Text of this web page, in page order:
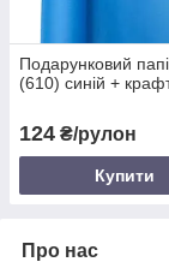
Подарунковий
(610) синій +
124 ₴/рулон
Купити
Про нас